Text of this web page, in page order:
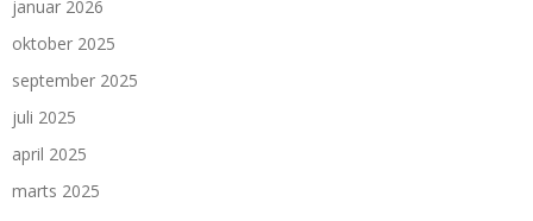
januar 2026
oktober 2025
september 2025
juli 2025
april 2025
marts 2025